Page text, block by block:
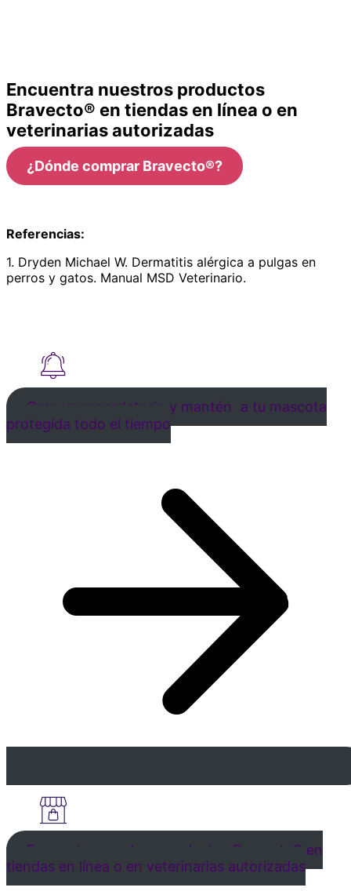
Encuentra nuestros productos
Bravecto® en tiendas en línea o en
veterinarias autorizadas
¿Dónde comprar Bravecto®?
Referencias:
1. Dryden Michael W. Dermatitis alérgica a pulgas en
perros y gatos. Manual MSD Veterinario.
Crea un recordatorio y mantén a tu mascota
protegida todo el tiempo
Encuentra nuestros productos Bravecto® en
tiendas en línea o en veterinarias autorizadas